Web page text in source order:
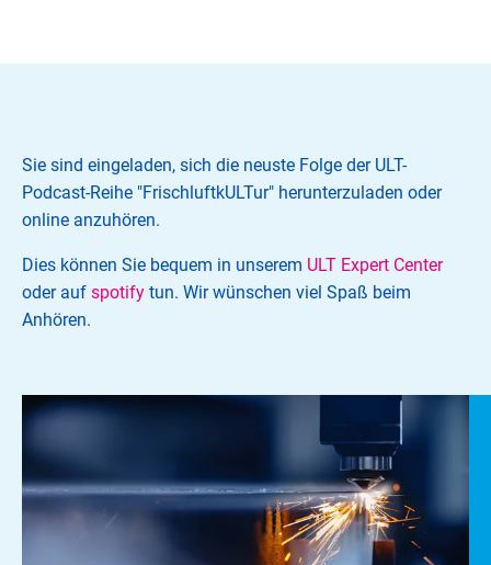
Sie sind eingeladen, sich die neuste Folge der ULT-
Podcast-Reihe "FrischluftkULTur" herunterzuladen oder
online anzuhören.
Dies können Sie bequem in unserem ULT Expert Center
oder auf spotify tun. Wir wünschen viel Spaß beim
Anhören.